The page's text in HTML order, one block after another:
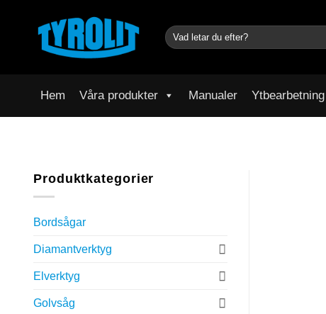
Sök
efter:
Hem Våra produkter Manualer Ytbearbetning
Produktkategorier
Bordsågar
Diamantverktyg
Elverktyg
Golvsåg